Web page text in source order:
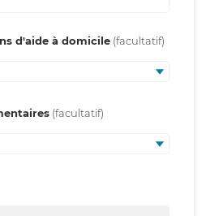
d'aide à domicile